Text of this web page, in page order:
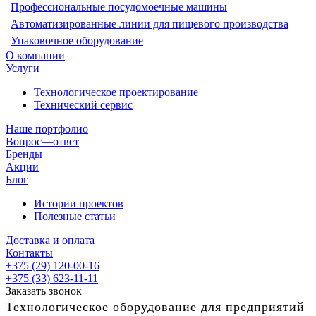
Профессиональные посудомоечные машины
Автоматизированные линии для пищевого производства
Упаковочное оборудование
О компании
Услуги
Технологическое проектирование
Технический сервис
Наше портфолио
Вопрос—ответ
Бренды
Акции
Блог
Истории проектов
Полезные статьи
Доставка и оплата
Контакты
+375 (29) 120-00-16
+375 (33) 623-11-11
Заказать звонок
Технологическое оборудование для предприятий